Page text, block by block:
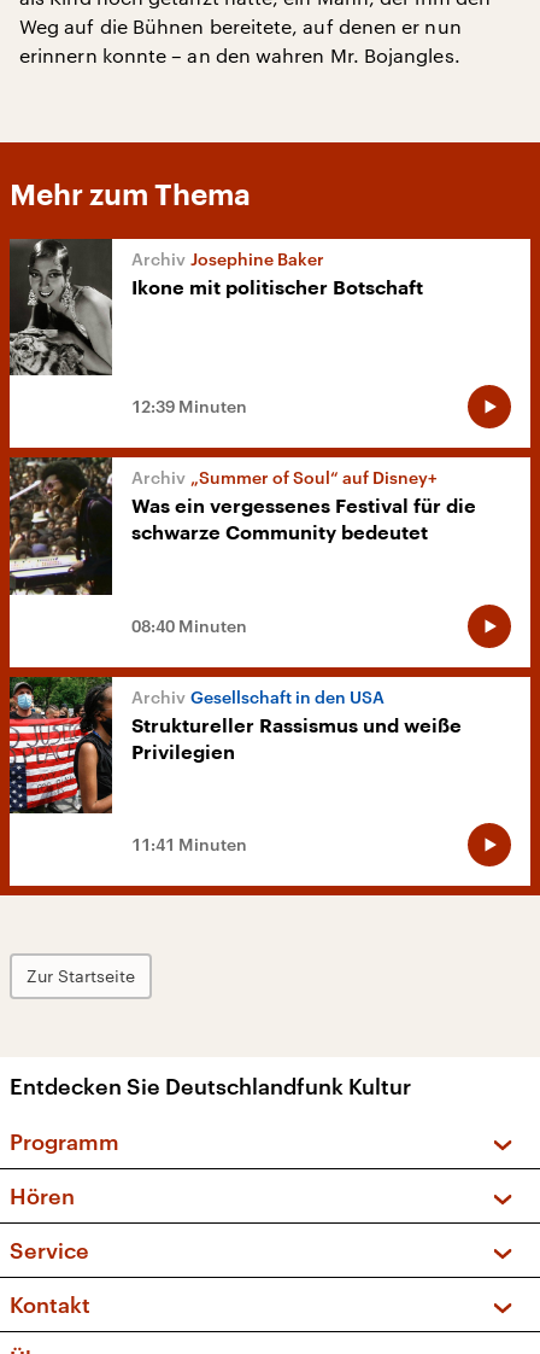
Weg auf die Bühnen bereitete, auf denen er nun
erinnern konnte – an den wahren Mr. Bojangles.
Mehr zum Thema
Josephine Baker
Ikone mit politischer Botschaft
12:39 Minuten
„Summer of Soul“ auf Disney+
Was ein vergessenes Festival für die
schwarze Community bedeutet
08:40 Minuten
Gesellschaft in den USA
Struktureller Rassismus und weiße
Privilegien
11:41 Minuten
Zur Startseite
Entdecken Sie Deutschlandfunk Kultur
Programm
Sendungen und Podcasts
Musikliste
Kakadu – Das Kinderprogramm
Hören
Frequenzen (UKW + DAB+)
Service
FAQ
Apps
Kontakt